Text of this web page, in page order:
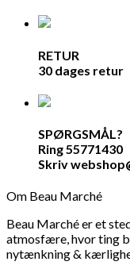
RETUR
30 dages retur
SPØRGSMÅL?
Ring 55771430
Skriv
Om Beau Marché
Beau Marché er et
atmosfære, hvor ting
nytænkning &